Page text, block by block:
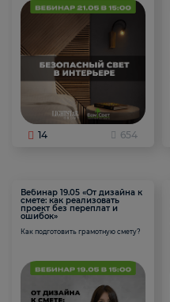
14 654
Вебинар 19.05 «От дизайна к
смете: как реализовать
проект без переплат и
ошибок»
Как подготовить грамотную смету?